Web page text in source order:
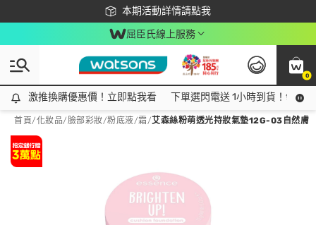
本期活動詳情請點我
下載app最高回饋$350
屈臣氏線上服務
0
激推換購優惠價！立即點我看
激推換購優惠價！立即點我看 下單選閃電送 1小時到貨！領神
首頁/化妝品/臉部彩妝/粉底液/霜/艾森絲粉萌透光持妝氣墊12G-03自然膚